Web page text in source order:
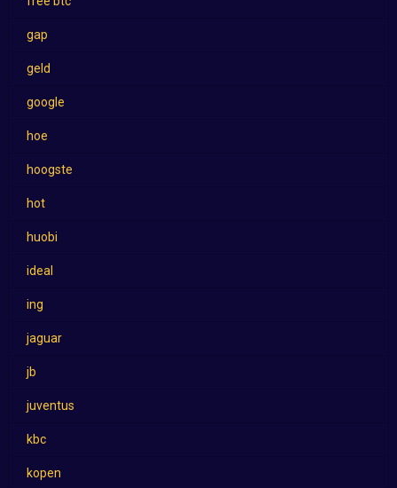
gap
geld
google
hoe
hoogste
hot
huobi
ideal
ing
jaguar
jb
juventus
kbc
kopen